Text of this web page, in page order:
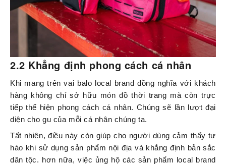
2.2 Khẳng định phong cách cá nhân
Khi mang trên vai balo local brand đồng nghĩa với khách
hàng không chỉ sở hữu món đồ thời trang mà còn trực
tiếp thể hiện phong cách cá nhân. Chúng sẽ lần lượt đại
diện cho gu của mỗi cá nhân chúng ta.
Tất nhiên, điều này còn giúp cho người dùng cảm thấy tự
hào khi sử dụng sản phẩm nội địa và khẳng định bản sắc
dân tộc. hơn nữa, việc ủng hộ các sản phẩm local brand